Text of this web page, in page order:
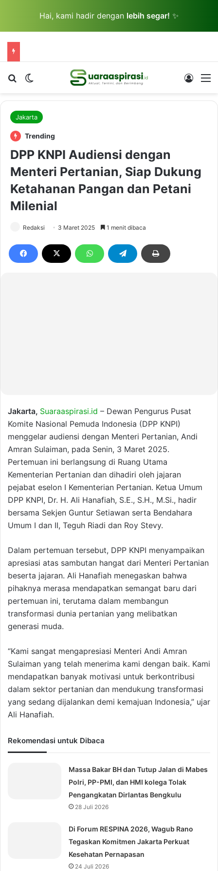
Hai, kami hadir dengan lebih segar! ✨
Cari berita...Switch skin Log In
Jakarta
Trending
DPP KNPI Audiensi dengan
Menteri Pertanian, Siap Dukung
Ketahanan Pangan dan Petani
Milenial
Redaksi 3 Maret 2025 1 menit dibaca
Jakarta, Suaraaspirasi.id – Dewan Pengurus Pusat
Komite Nasional Pemuda Indonesia (DPP KNPI)
menggelar audiensi dengan Menteri Pertanian, Andi
Amran Sulaiman, pada Senin, 3 Maret 2025.
Pertemuan ini berlangsung di Ruang Utama
Kementerian Pertanian dan dihadiri oleh jajaran
pejabat eselon I Kementerian Pertanian. Ketua Umum
DPP KNPI, Dr. H. Ali Hanafiah, S.E., S.H., M.Si., hadir
bersama Sekjen Guntur Setiawan serta Bendahara
Umum I dan II, Teguh Riadi dan Roy Stevy.
Dalam pertemuan tersebut, DPP KNPI menyampaikan
apresiasi atas sambutan hangat dari Menteri Pertanian
beserta jajaran. Ali Hanafiah menegaskan bahwa
pihaknya merasa mendapatkan semangat baru dari
pertemuan ini, terutama dalam membangun
transformasi dunia pertanian yang melibatkan
generasi muda.
“Kami sangat mengapresiasi Menteri Andi Amran
Sulaiman yang telah menerima kami dengan baik. Kami
mendapatkan banyak motivasi untuk berkontribusi
dalam sektor pertanian dan mendukung transformasi
yang sedang dijalankan demi kemajuan Indonesia,” ujar
Ali Hanafiah.
Rekomendasi untuk Dibaca
Massa Bakar BH dan Tutup Jalan di Mabes
Polri, PP-PMI, dan HMI kolega Tolak
Pengangkatan Dirlantas Bengkulu
28 Juli 2026
Di Forum RESPINA 2026, Wagub Rano
Tegaskan Komitmen Jakarta Perkuat
Kesehatan Pernapasan
24 Juli 2026